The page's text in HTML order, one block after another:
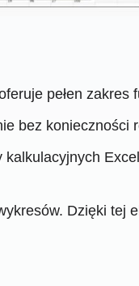
pełen zakres
bez konieczności
Dzięki tej